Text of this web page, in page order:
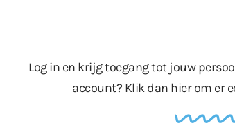
Log in en krijg toegang tot jouw
account? Klik dan hierom er